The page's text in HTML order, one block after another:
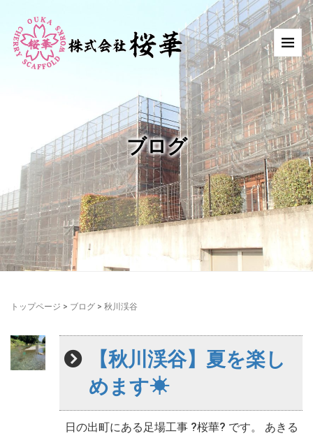
ブログ
トップページ > ブログ > 秋川渓谷
【秋川渓谷】夏を楽し
めます☀
日の出町にある足場工事 ?桜華? です。 あきる